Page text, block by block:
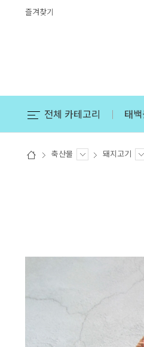
즐겨찾기
전체 카테고리 태백
축산물 돼지고기